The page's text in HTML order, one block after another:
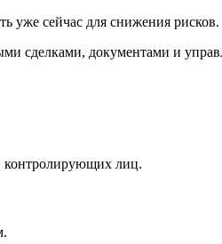
уже сейчас для снижения рисков.
сделками, документами и
контролирующих лиц.